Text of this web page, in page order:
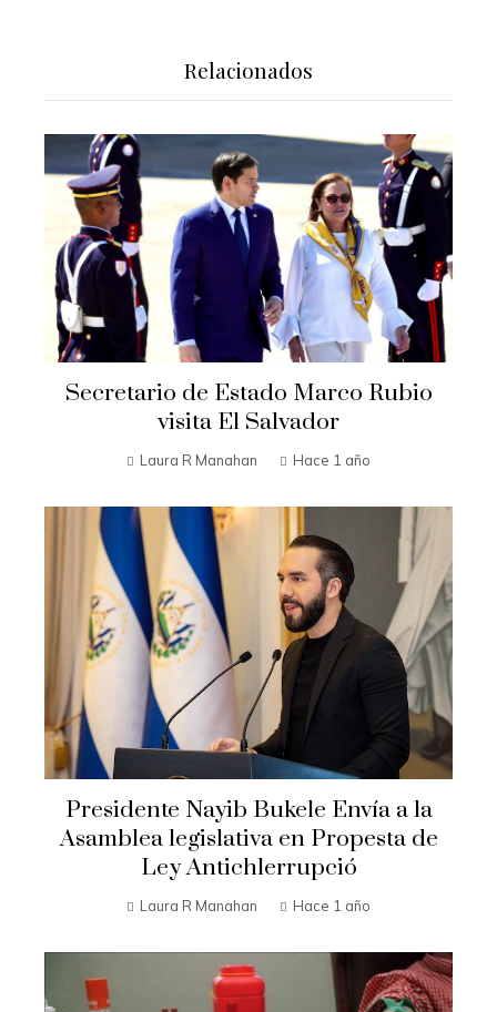
Relacionados
Secretario de Estado Marco Rubio
visita El Salvador
Laura R Manahan Hace 1 año
Presidente Nayib Bukele Envía a la
Asamblea legislativa en Propesta de
Ley Antichlerrupció
Laura R Manahan Hace 1 año